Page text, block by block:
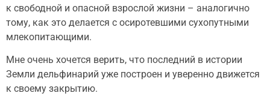
к свободной и опасной взрослой жизни – аналогично
тому, как это делается с осиротевшими сухопутными
млекопитающими.
Мне очень хочется верить, что последний в истории
Земли дельфинарий уже построен и уверенно движется
к своему закрытию.